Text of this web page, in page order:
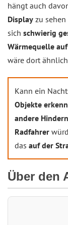
hängt auch
Display zu sehen
sich schwierig
Wärmequelle
wäre dort
Kann ein
Objekte
andere
Radfahrer
das auf der
Über den